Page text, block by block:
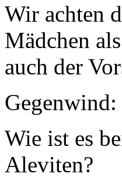
Wir achten
Mädchen
auch der
Gegenwind:
Wie ist es
Aleviten?